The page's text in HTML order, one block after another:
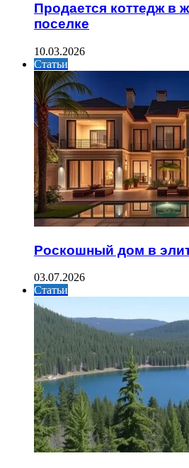
Продается коттедж в
поселке
10.03.2026
Статьи
Роскошный дом в
03.07.2026
Статьи